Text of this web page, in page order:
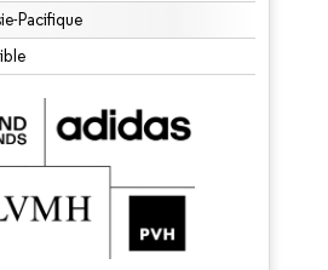
Pacifique
nécessite une attribution sous CC BY 4.0.